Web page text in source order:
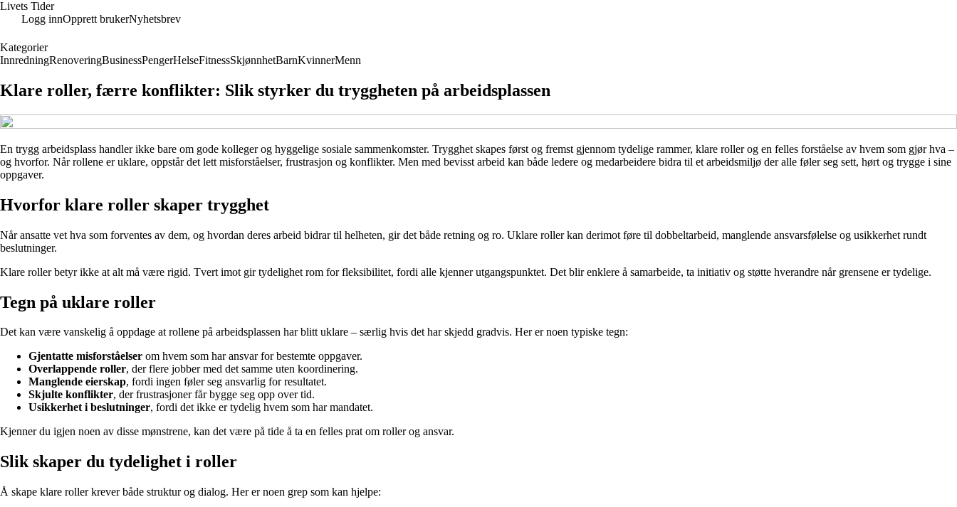
Livets Tider
Logg innOpprett brukerNyhetsbrev
Kategorier
InnredningRenoveringBusinessPengerHelseFitnessSkjønnhetBarnKvinnerMenn
Klare roller, færre konflikter: Slik styrker du tryggheten på arbeidsplassen
En trygg arbeidsplass handler ikke bare om gode kolleger og hyggelige sosiale sammenkomster. Trygghet skapes først og fremst gjennom tydelige rammer, klare roller og en felles forståelse av hvem som gjør hva –
og hvorfor. Når rollene er uklare, oppstår det lett misforståelser, frustrasjon og konflikter. Men med bevisst arbeid kan både ledere og medarbeidere bidra til et arbeidsmiljø der alle føler seg sett, hørt og trygge i sine
oppgaver.
Hvorfor klare roller skaper trygghet
Når ansatte vet hva som forventes av dem, og hvordan deres arbeid bidrar til helheten, gir det både retning og ro. Uklare roller kan derimot føre til dobbeltarbeid, manglende ansvarsfølelse og usikkerhet rundt
beslutninger.
Klare roller betyr ikke at alt må være rigid. Tvert imot gir tydelighet rom for fleksibilitet, fordi alle kjenner utgangspunktet. Det blir enklere å samarbeide, ta initiativ og støtte hverandre når grensene er tydelige.
Tegn på uklare roller
Det kan være vanskelig å oppdage at rollene på arbeidsplassen har blitt uklare – særlig hvis det har skjedd gradvis. Her er noen typiske tegn:
Gjentatte misforståelser om hvem som har ansvar for bestemte oppgaver.
Overlappende roller, der flere jobber med det samme uten koordinering.
Manglende eierskap, fordi ingen føler seg ansvarlig for resultatet.
Skjulte konflikter, der frustrasjoner får bygge seg opp over tid.
Usikkerhet i beslutninger, fordi det ikke er tydelig hvem som har mandatet.
Kjenner du igjen noen av disse mønstrene, kan det være på tide å ta en felles prat om roller og ansvar.
Slik skaper du tydelighet i roller
Å skape klare roller krever både struktur og dialog. Her er noen grep som kan hjelpe: